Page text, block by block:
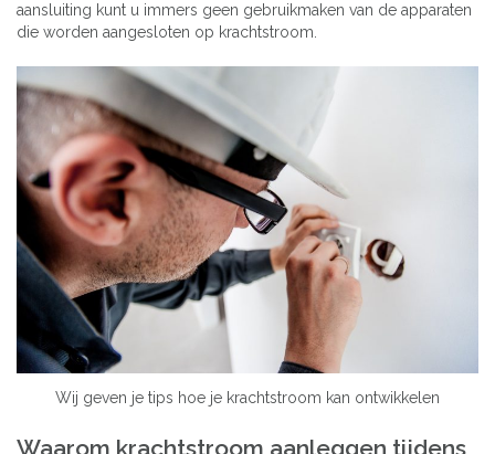
aansluiting kunt u immers geen gebruikmaken van de apparaten
die worden aangesloten op krachtstroom.
Wij geven je tips hoe je krachtstroom kan ontwikkelen
Waarom krachtstroom aanleggen tijdens